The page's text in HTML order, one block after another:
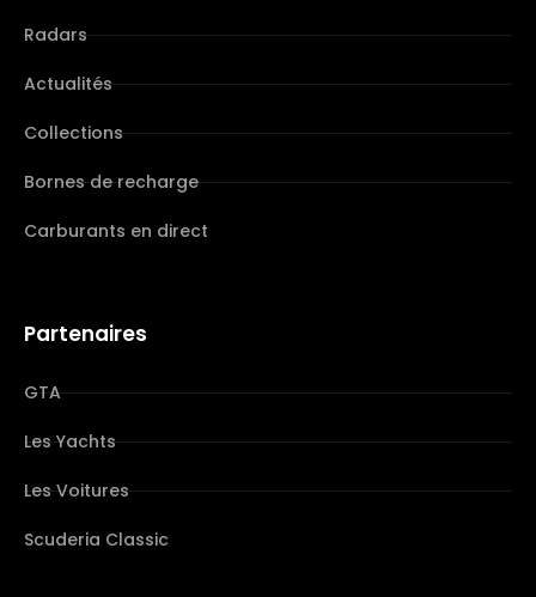
Radars
Actualités
Collections
Bornes de recharge
Carburants en direct
Partenaires
GTA
Les Yachts
Les Voitures
Scuderia Classic